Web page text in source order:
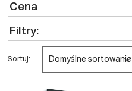
Cena
Filtry:
Sortuj: Domyślne sortowanie